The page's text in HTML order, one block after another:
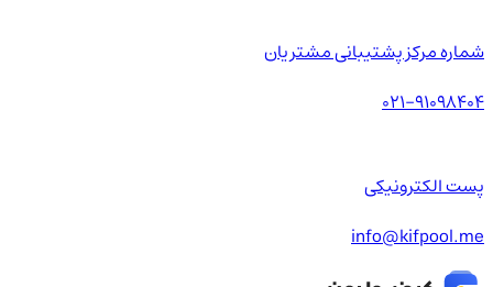
شماره مرکز پشتیبانی مشتریان
021-91098404
پست الکترونیکی
info@kifpool.me